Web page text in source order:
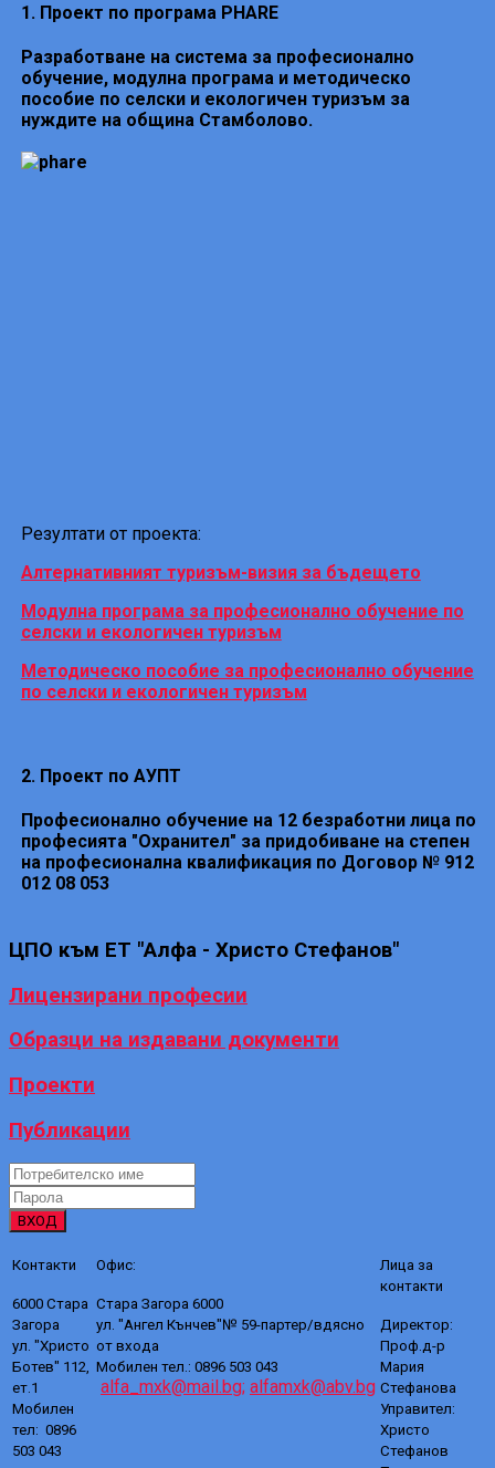
1. Проект по програма PHARE
Разработване на система за професионално
обучение, модулна програма и методическо
пособие по селски и екологичен туризъм за
нуждите на община Стамболово.
Резултати от проекта:
Алтернативният туризъм-визия за бъдещето
Модулна програма за професионално обучение по
селски и екологичен туризъм
Методическо пособие за професионално обучение
по селски и екологичен туризъм
2. Проект по АУПТ
Професионално обучение на 12 безработни лица по
професията "Охранител" за придобиване на степен
на професионална квалификация по Договор № 912
012 08 053
ЦПО към ЕТ "Алфа - Христо Стефанов"
Лицензирани професии
Образци на издавани документи
Проекти
Публикации
ВХОД
Контакти
6000 Стара
Загора
ул. "Христо
Ботев" 112,
ет.1
Мобилен
тел: 0896
503 043
Офис:
Стара Загора 6000
ул. "Ангел Кънчев"№ 59-партер/вдясно
от входа
Мобилен тел.: 0896 503 043
alfa_mxk@mail.bg; alfamxk@abv.bg
Лица за
контакти
Директор:
Проф.д-р
Мария
Стефанова
Управител:
Христо
Стефанов